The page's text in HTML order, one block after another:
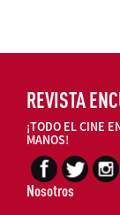
REVISTA
¡TODO EL CINE
MANOS!
Nosotros